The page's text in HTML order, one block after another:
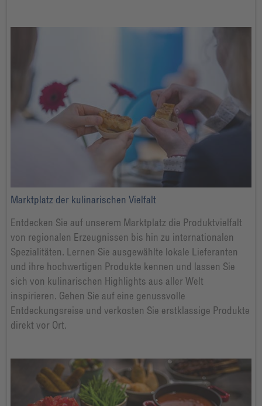
Marktplatz der kulinarischen Vielfalt
Entdecken Sie auf unserem Marktplatz die Produktvielfalt
von regionalen Erzeugnissen bis hin zu internationalen
Spezialitäten. Lernen Sie ausgewählte lokale Lieferanten
und ihre hochwertigen Produkte kennen und lassen Sie
sich von kulinarischen Highlights aus aller Welt
inspirieren. Gehen Sie auf eine genussvolle
Entdeckungsreise und verkosten Sie erstklassige Produkte
direkt vor Ort.